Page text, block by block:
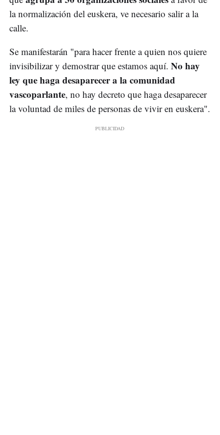
la normalización del euskera, ve necesario salir a la
calle.
Se manifestarán "para hacer frente a quien nos quiere
invisibilizar y demostrar que estamos aquí. No hay
ley que haga desaparecer a la comunidad
vascoparlante, no hay decreto que haga desaparecer
la voluntad de miles de personas de vivir en euskera".